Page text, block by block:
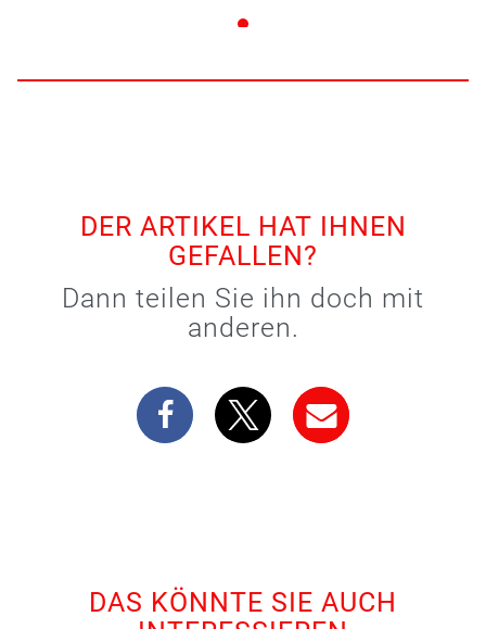
DER ARTIKEL HAT IHNEN
GEFALLEN?
Dann teilen Sie ihn doch mit
anderen.
DAS KÖNNTE SIE AUCH